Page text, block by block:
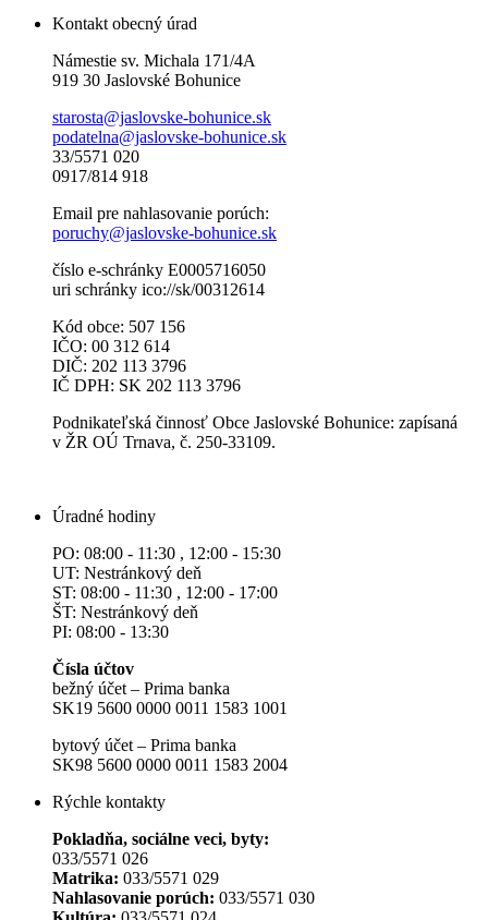
Kontakt obecný úrad
Námestie sv. Michala 171/4A
919 30 Jaslovské Bohunice
starosta@jaslovske-bohunice.sk
podatelna@jaslovske-bohunice.sk
33/5571 020
0917/814 918
Email pre nahlasovanie porúch:
poruchy@jaslovske-bohunice.sk
číslo e-schránky E0005716050
uri schránky ico://sk/00312614
Kód obce: 507 156
IČO: 00 312 614
DIČ: 202 113 3796
IČ DPH: SK 202 113 3796
Podnikateľská činnosť Obce Jaslovské Bohunice: zapísaná
v ŽR OÚ Trnava, č. 250-33109.
Úradné hodiny
PO: 08:00 - 11:30 , 12:00 - 15:30
UT: Nestránkový deň
ST: 08:00 - 11:30 , 12:00 - 17:00
ŠT: Nestránkový deň
PI: 08:00 - 13:30
Čísla účtov
bežný účet – Prima banka
SK19 5600 0000 0011 1583 1001
bytový účet – Prima banka
SK98 5600 0000 0011 1583 2004
Rýchle kontakty
Pokladňa, sociálne veci, byty:
033/5571 026
Matrika: 033/5571 029
Nahlasovanie porúch: 033/5571 030